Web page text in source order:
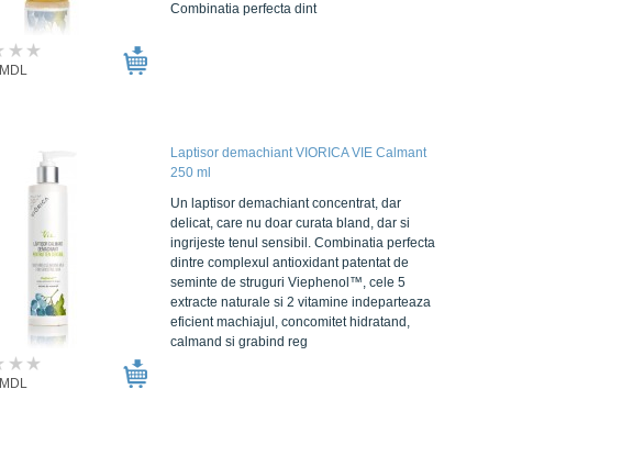
MDL
Combinatia perfecta dint
MDL
Laptisor demachiant VIORICA VIE Calmant
250 ml
Un laptisor demachiant concentrat, dar
delicat, care nu doar curata bland, dar si
ingrijeste tenul sensibil. Combinatia perfecta
dintre complexul antioxidant patentat de
seminte de struguri Viephenol™, cele 5
extracte naturale si 2 vitamine indeparteaza
eficient machiajul, concomitet hidratand,
calmand si grabind reg